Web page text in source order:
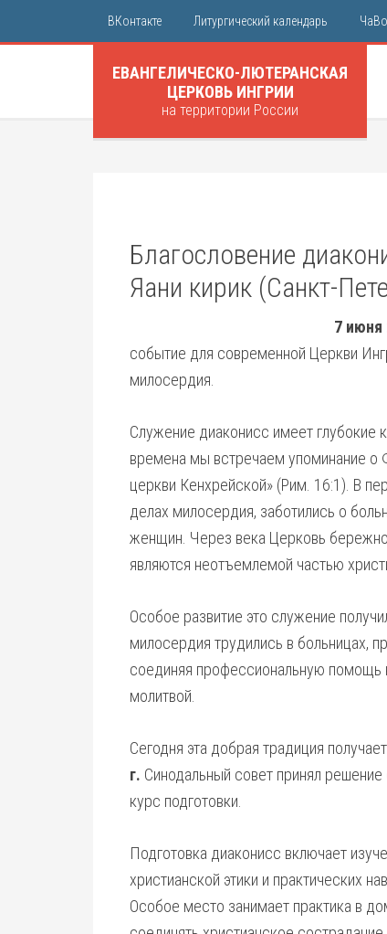
ВКонтакте Литургический календарь ЧаВо
ЕВАНГЕЛИЧЕСКО-ЛЮТЕРАНСКАЯ
ЦЕРКОВЬ ИНГРИИ
на территории России
Благословение
Яани кирик (Санкт-
7 июня
событие для современной Церкви
милосердия.
Служение диаконисс имеет глубокие
времена мы встречаем упоминание о
церкви Кенхрейской» (Рим. 16:1). В
делах милосердия, заботились о
женщин. Через века Церковь
являются неотъемлемой частью
Особое развитие это служение
милосердия трудились в больницах,
соединяя профессиональную
молитвой.
Сегодня эта добрая традиция
г. Синодальный совет принял
курс подготовки.
Подготовка диаконисс включает
христианской этики и практических
Особое место занимает практика в